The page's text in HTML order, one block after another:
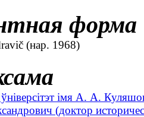
форма
(нар. 1968)
імя А. А.
(доктор